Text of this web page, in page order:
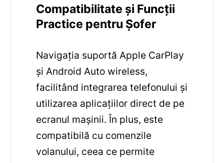
Compatibilitate și Funcții
Practice pentru Șofer
Navigația suportă Apple CarPlay
și Android Auto wireless,
facilitând integrarea telefonului și
utilizarea aplicațiilor direct de pe
ecranul mașinii. În plus, este
compatibilă cu comenzile
volanului, ceea ce permite